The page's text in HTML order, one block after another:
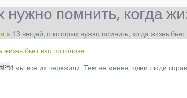
помнить, когда
» 13 вещей, о которых нужно помнить, когда жизнь бьет
И мы все их пережили. Тем не менее, одни люди